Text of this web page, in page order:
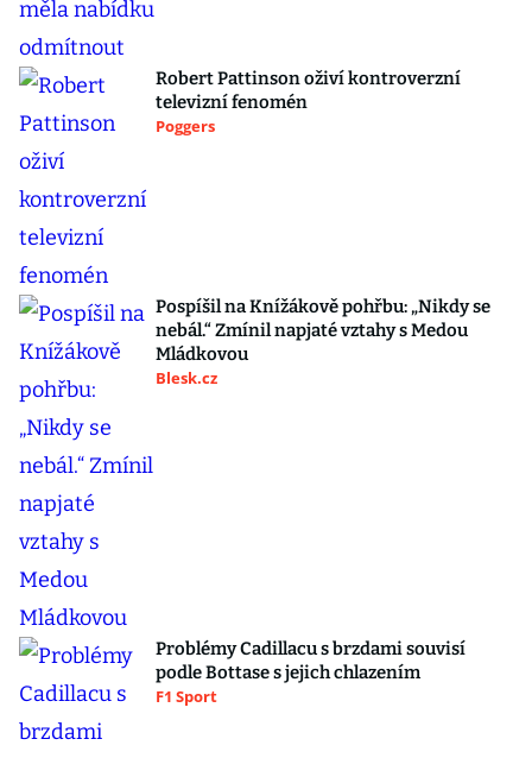
Robert Pattinson oživí kontroverzní
televizní fenomén
Poggers
Pospíšil na Knížákově pohřbu: „Nikdy se
nebál.“ Zmínil napjaté vztahy s Medou
Mládkovou
Blesk.cz
Problémy Cadillacu s brzdami souvisí
podle Bottase s jejich chlazením
F1 Sport